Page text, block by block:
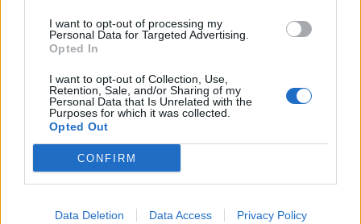
I want to opt-out of processing my
Personal Data for Targeted Advertising.
Opted In
I want to opt-out of Collection, Use,
Retention, Sale, and/or Sharing of my
Personal Data that Is Unrelated with the
Purposes for which it was collected.
Opted Out
CONFIRM
Data Deletion Data Access Privacy Policy
Περισσότερα Θέματα
Entertainment